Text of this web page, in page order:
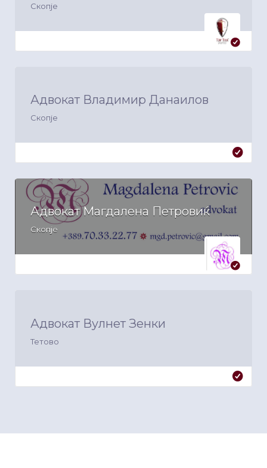
Скопје
Адвокат Владимир Данаилов
Скопје
Адвокат Магдалена Петровиќ
Скопје
Адвокат Вулнет Зенки
Тетово